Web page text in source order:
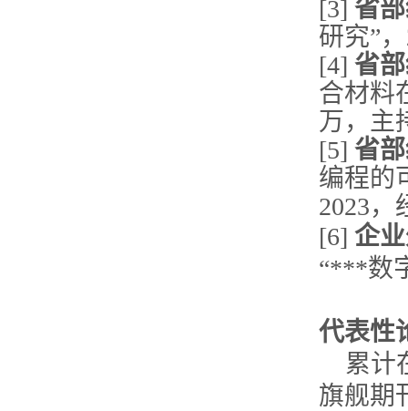
[3] 省
研究”
[4] 省
合材料
万，主
[5] 省
编程的
2023，
[6] 企
“***数
代表性
累计
旗舰期